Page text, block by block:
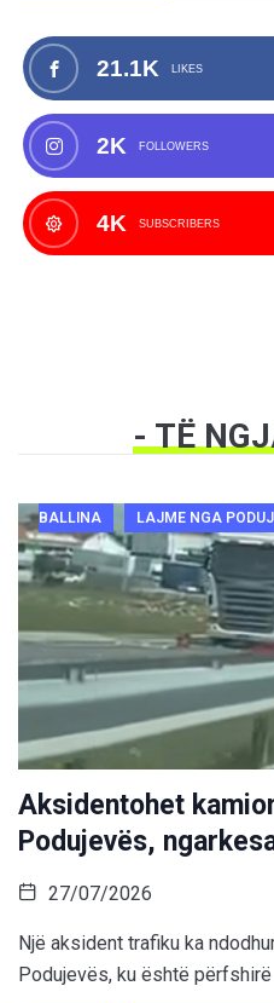
21.1K LIKES
2K FOLLOWERS
4K SUBSCRIBERS
- TË
BALLINA LAJME NGA
Aksidentohet
Podujevës,
27/07/2026
Një aksident trafiku ka
Podujevës, ku është përfshirë